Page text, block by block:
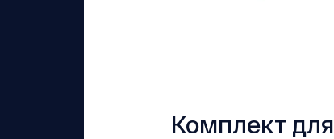
Комплект